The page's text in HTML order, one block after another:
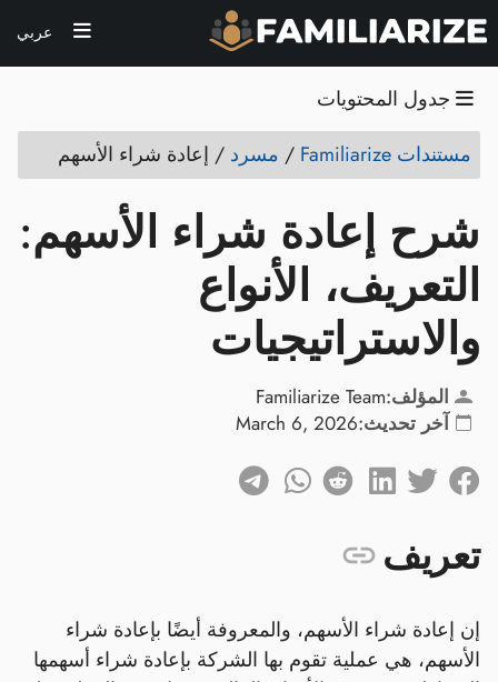
عربي
جدول المحتويات
مستندات Familiarize
/ مسرد / إعادة شراء الأسهم
شرح إعادة شراء الأسهم:
التعريف، الأنواع
والاستراتيجيات
المؤلف:Familiarize Team
آخر تحديث:March 6, 2026
تعريف
إن إعادة شراء الأسهم، والمعروفة أيضًا بإعادة شراء
الأسهم، هي عملية تقوم بها الشركة بإعادة شراء أسهمها